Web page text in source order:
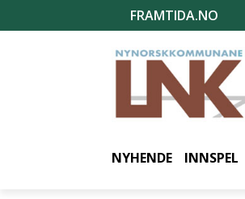
FRAMTIDA.NO
NYHENDE INNSPEL